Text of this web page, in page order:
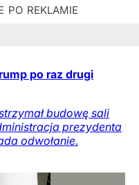
po raz drugi
budowę sali
prezydenta
odwołanie.